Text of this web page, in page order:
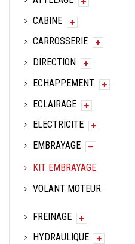
CABINE
CARROSSERIE
DIRECTION
ECHAPPEMENT
ECLAIRAGE
ELECTRICITE
EMBRAYAGE
KIT EMBRAYAGE
VOLANT MOTEUR
FREINAGE
HYDRAULIQUE